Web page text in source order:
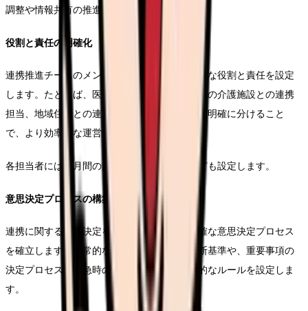
調整や情報共有の推進役を担います。
役割と責任の明確化
連携推進チームのメンバーには、それぞれ明確な役割と責任を設定
します。たとえば、医療機関との連携担当、他の介護施設との連携
担当、地域住民との連携担当など、担当領域を明確に分けること
で、より効率的な運営が可能となります。
各担当者には、月間の活動目標や報告義務なども設定します。
意思決定プロセスの構築
連携に関する意思決定を円滑に行うため、明確な意思決定プロセス
を確立します。日常的な連携業務における判断基準や、重要事項の
決定プロセス、緊急時の対応手順など、具体的なルールを設定しま
す。